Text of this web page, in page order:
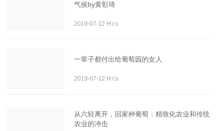
气侯by黄彰琦
2019-07-12 H:i:s
一辈子都付出给葡萄园的女人
2019-07-12 H:i:s
从六轻离开，回家种葡萄：精致化农业和传统
农业的冲击